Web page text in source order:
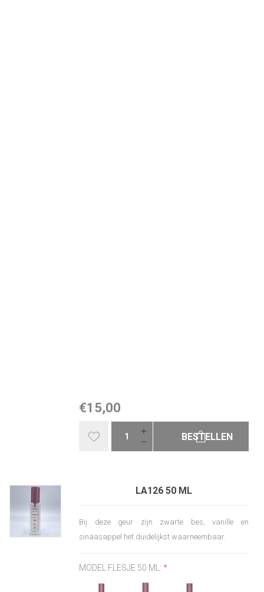
€15,00
BESTELLEN
LA126 50 ML
Bij deze geur zijn zwarte bes, vanille en
sinaasappel het duidelijkst waarneembaar.
MODEL FLESJE 50 ML:*